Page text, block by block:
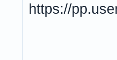
https://